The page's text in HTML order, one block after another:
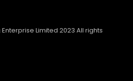
Limited 2023 All rights